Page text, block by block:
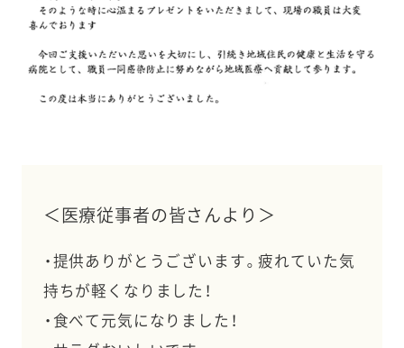
＜医療従事者の皆さんより＞
・提供ありがとうございます。疲れていた気
持ちが軽くなりました！
・食べて元気になりました！